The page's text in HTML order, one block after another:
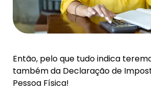
Então, pelo que tudo indica
também da Declaração de
Pessoa Física!